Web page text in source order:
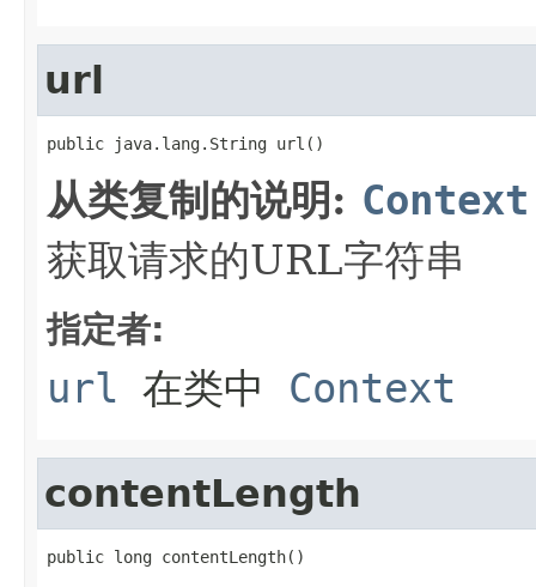
url
public java.lang.String url()
从类复制的说明: Context
获取请求的URL字符串
指定者:
url 在类中 Context
contentLength
public long contentLength()